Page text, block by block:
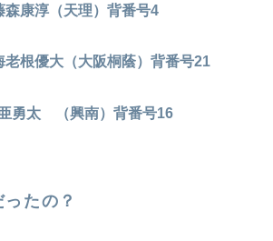
康淳（天理）背番号4
根優大（大阪桐蔭）背番号21
勇太 （興南）背番号16
たの？